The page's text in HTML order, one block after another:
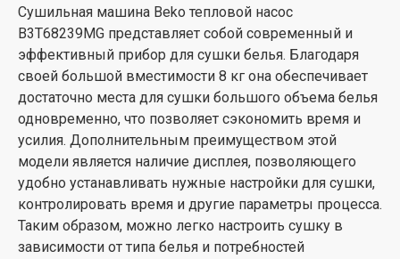
Сушильная машина Beko тепловой насос
B3T68239MG представляет собой современный и
эффективный прибор для сушки белья. Благодаря
своей большой вместимости 8 кг она обеспечивает
достаточно места для сушки большого объема белья
одновременно, что позволяет сэкономить время и
усилия. Дополнительным преимуществом этой
модели является наличие дисплея, позволяющего
удобно устанавливать нужные настройки для сушки,
контролировать время и другие параметры процесса.
Таким образом, можно легко настроить сушку в
зависимости от типа белья и потребностей